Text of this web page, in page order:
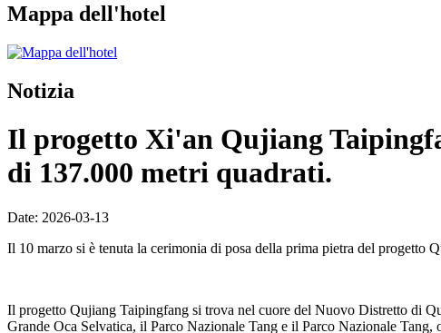
Mappa dell'hotel
Notizia
Il progetto Xi'an Qujiang
di 137.000 metri quadrati.
Date: 2026-03-13
Il 10 marzo si è tenuta la cerimonia di posa della prima pietra del
Il progetto Qujiang Taipingfang si trova nel cuore del Nuovo Distretto di
Grande Oca Selvatica, il Parco Nazionale Tang e il Parco Nazionale